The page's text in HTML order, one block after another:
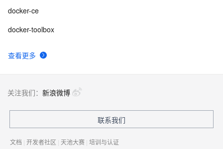
查看更多
docker-ce
docker-toolbox
关注我们： 新浪微博
联系我们
文档 | 开发者社区 | 天池大赛 | 培训与认证